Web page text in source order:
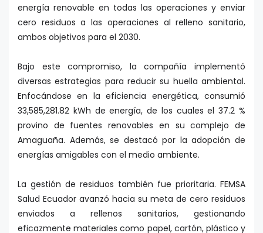
energía renovable en todas las operaciones y enviar
cero residuos a las operaciones al relleno sanitario,
ambos objetivos para el 2030.
Bajo este compromiso, la compañía implementó
diversas estrategias para reducir su huella ambiental.
Enfocándose en la eficiencia energética, consumió
33,585,281.82 kWh de energía, de los cuales el 37.2 %
provino de fuentes renovables en su complejo de
Amaguaña. Además, se destacó por la adopción de
energías amigables con el medio ambiente.
La gestión de residuos también fue prioritaria. FEMSA
Salud Ecuador avanzó hacia su meta de cero residuos
enviados a rellenos sanitarios, gestionando
eficazmente materiales como papel, cartón, plástico y